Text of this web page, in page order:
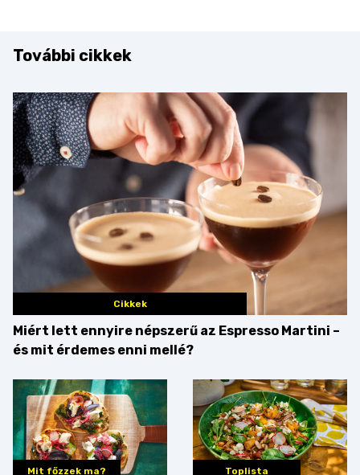
További cikkek
Cikkek
Miért lett ennyire népszerű az Espresso Martini –
és mit érdemes enni mellé?
Mit főzzek ma? Toplista